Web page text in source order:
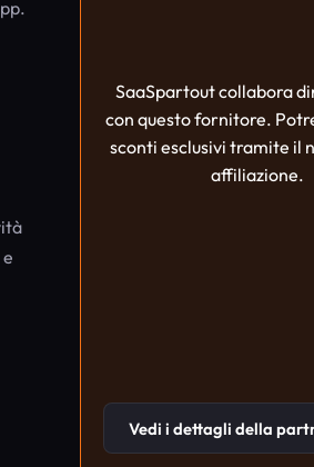
SaaSpartout collabora
con questo fornitore.
sconti esclusivi tramite il
affiliazione.
Vedi i dettagli della